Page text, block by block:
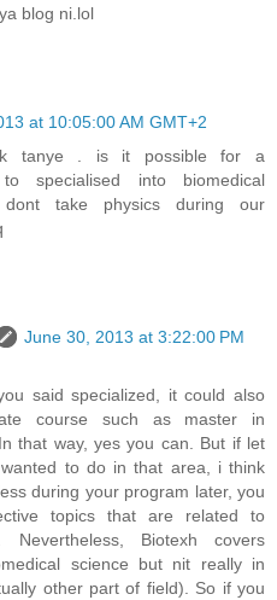
blog ni.lol
at 10:05:00 AM GMT+2
tanye . is it possible for a
specialised into biomedical
take physics during our
June 30, 2013 at 3:22:00 PM
said specialized, it could also
course such as master in
that way, yes you can. But if let
to do in that area, i think
during your program later, you
topics that are related to
Nevertheless, Biotexh covers
science but nit really in
other part of field). So if you